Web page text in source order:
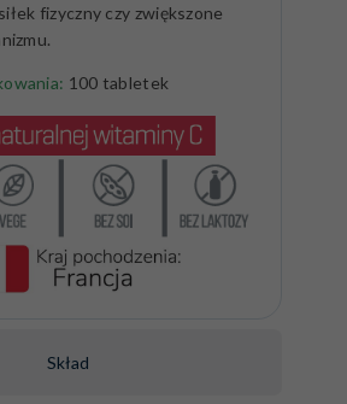
Skład
fizyczny czy zwiększone
100 tabletek